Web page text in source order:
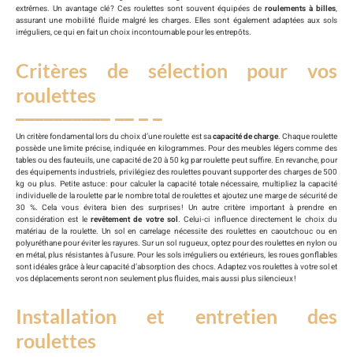
extrêmes. Un avantage clé ? Ces roulettes sont souvent équipées de roulements à billes,
assurant une mobilité fluide malgré les charges. Elles sont également adaptées aux sols
irréguliers, ce qui en fait un choix incontournable pour les entrepôts.
Critères de sélection pour vos
roulettes
Un critère fondamental lors du choix d’une roulette est sacapacité de charge. Chaque roulette
possède une limite précise, indiquée en kilogrammes. Pour des meubles légers comme des
tables ou des fauteuils, une capacité de 20 à 50 kg par roulette peut suffire. En revanche, pour
des équipements industriels, privilégiez des roulettes pouvant supporter des charges de 500
kg ou plus. Petite astuce : pour calculer la capacité totale nécessaire, multipliez la capacité
individuelle de la roulette par le nombre total de roulettes et ajoutez une marge de sécurité de
30 %. Cela vous évitera bien des surprises ! Un autre critère important à prendre en
considération est lerevêtement de votre sol. Celui-ci influence directement le choix du
matériau de la roulette. Un sol en carrelage nécessite des roulettes en caoutchouc ou en
polyuréthane pour éviter les rayures. Sur un sol rugueux, optez pour des roulettes en nylon ou
en métal, plus résistantes à l’usure. Pour les sols irréguliers ou extérieurs, les roues gonflables
sont idéales grâce à leur capacité d’absorption des chocs. Adaptez vos roulettes à votre sol et
vos déplacements seront non seulement plus fluides, mais aussi plus silencieux !
Installation et entretien des
roulettes